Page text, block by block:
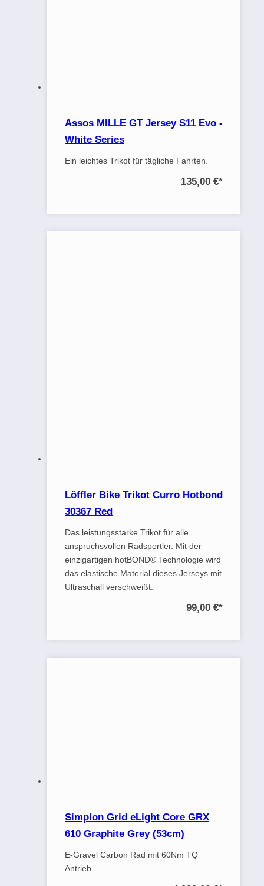
Assos MILLE GT Jersey S11 Evo -
White Series
Ein leichtes Trikot für tägliche Fahrten.
135,00 €*
Löffler Bike Trikot Curro Hotbond
30367 Red
Das leistungsstarke Trikot für alle
anspruchsvollen Radsportler. Mit der
einzigartigen hotBOND® Technologie wird
das elastische Material dieses Jerseys mit
Ultraschall verschweißt.
99,00 €*
Simplon Grid eLight Core GRX
610 Graphite Grey (53cm)
E-Gravel Carbon Rad mit 60Nm TQ
Antrieb.